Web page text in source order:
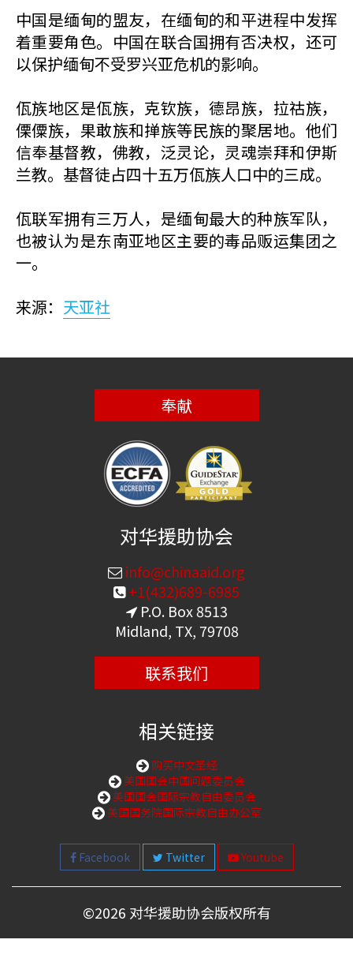
中国是缅甸的盟友，在缅甸的和平进程中发挥
着重要角色。中国在联合国拥有否决权，还可
以保护缅甸不受罗兴亚危机的影响。
佤族地区是佤族，克钦族，德昂族，拉祜族，
傈僳族，果敢族和掸族等民族的聚居地。他们
信奉基督教，佛教，泛灵论，灵魂崇拜和伊斯
兰教。基督徒占四十五万佤族人口中的三成。
佤联军拥有三万人，是缅甸最大的种族军队，
也被认为是东南亚地区主要的毒品贩运集团之
一。
来源： 天亚社
奉献
对华援助协会
info@chinaaid.org
+1(432)689-6985
P.O. Box 8513
Midland, TX, 79708
联系我们
相关链接
购买中文圣经
美国国会中国问题委员会
美国国会国际宗教自由委员会
美国国务院国际宗教自由办公室
Facebook Twitter Youtube
©2026 对华援助协会版权所有